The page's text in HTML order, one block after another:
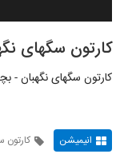
کارتون سگهای
کارتون سگهای نگهبان -
انیمیشن کارتون